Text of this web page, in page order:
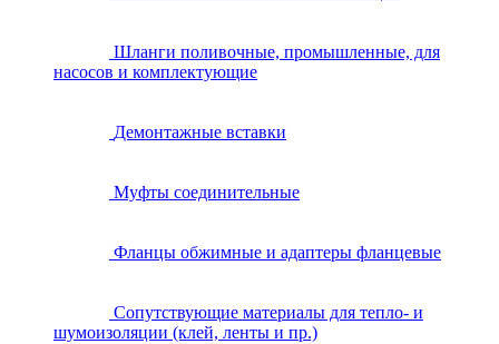
Шланги поливочные, промышленные, для
насосов и комплектующие
Демонтажные вставки
Муфты соединительные
Фланцы обжимные и адаптеры фланцевые
Сопутствующие материалы для тепло- и
шумоизоляции (клей, ленты и пр.)